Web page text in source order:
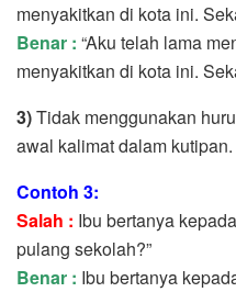
menyakitkan di kota ini.
Benar : “Aku telah lama
menyakitkan di kota ini.
3)Tidak menggunakan
awal kalimat dalam kutipan.
Contoh 3:
Salah : Ibu bertanya
pulang sekolah?”
Benar : Ibu bertanya